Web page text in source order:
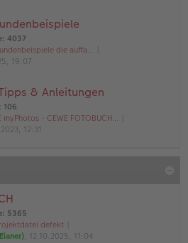
: 4037
die auffa…
19:07
& Anleitungen
: 106
myPhotos - CEWE FOTOBUCH…
12:31
: 5365
defekt
, 12.10.2025, 11:04